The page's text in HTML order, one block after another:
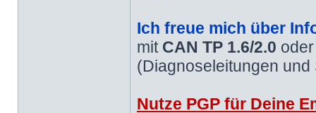
Ich freue mich über
mit CAN TP 1.6/2.0
(Diagnoseleitungen
Nutze PGP für Deine